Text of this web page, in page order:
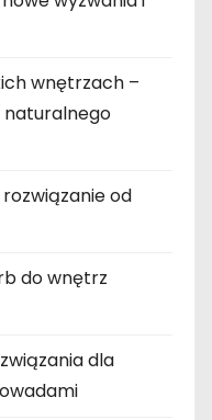
wnętrzach –
od
do wnętrz
dla